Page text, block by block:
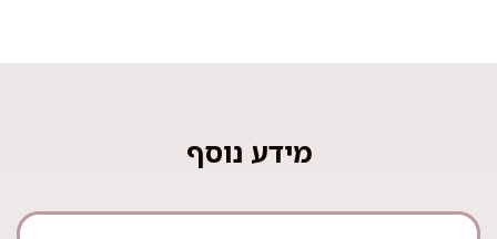
מידע נוסף